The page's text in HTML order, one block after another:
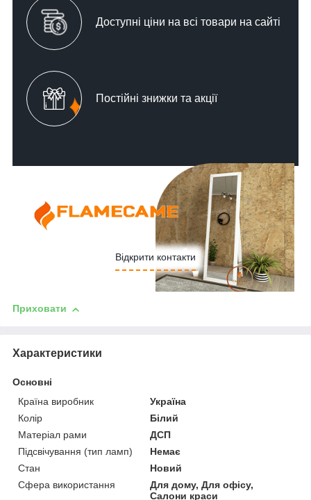
Доступні ціни на всі товари на сайті
Постійні знижки та акції
Відкрити контакти
Приховати
Характеристики
Основні
Країна виробник
Україна
Колір
Білий
Матеріал рами
ДСП
Підсвічування (тип ламп)
Немає
Стан
Новий
Сфера використання
Для дому, Для офісу,
Салони краси